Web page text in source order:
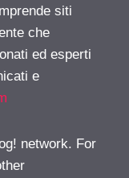
siti
che
ed esperti
e
network. For